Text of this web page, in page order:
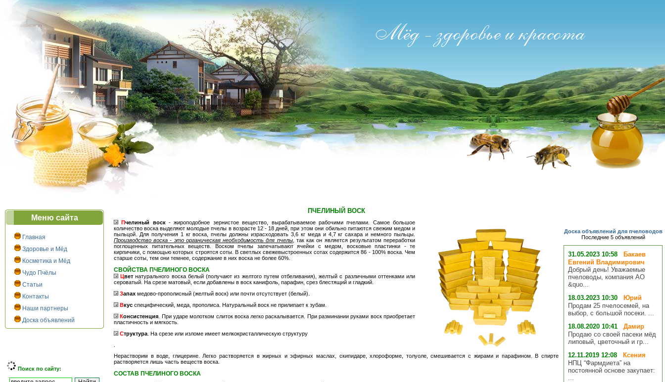
Меню сайта
Главная
Здоровье и Мёд
Косметика и Мёд
Чудо Пчёлы
Статьи
Контакты
Наши партнеры
Доска объявлений
Поиск по сайту:
ПЧЕЛИНЫЙ ВОСК
Пчелиный воск- жироподобное зернистое вещество, вырабатываемое рабочими пчелами. Самое большое
количество воска выделяют молодые пчелы в возрасте 12 - 18 дней, при этом они обильно питаются свежим медом и
пыльцой. Для получения 1 кг воска, пчелы должны израсходовать 3,6 кг меда и 4,7 кг сахара и немного пыльцы.
Производство воска - это органическая необходимость для пчелы, так как он является результатом переработки
поглощенных питательных веществ. Воском пчелы запечатывают ячейки с медом, восковые пластинки - те
кирпичики, с помощью которых строятся соты. В светлых свежевыстроенных сотах содержится 86 - 100% воска. Чем
старше соты, тем они темнее, содержание в них воска не более 60%.
СВОЙСТВА ПЧЕЛИНОГО ВОСКА
Цвет натурального воска белый (получают из желтого путем отбеливания), желтый с различными оттенками или
сероватый. На срезе матовый, если добавлены в воск канифоль, парафин, срез блестящий и гладкий.
Запах медово-прополисный (желтый воск) или почти отсутствует (белый).
Вкус специфический, меда, прополиса. Натуральный воск не прилипает к зубам.
Консистенция . При ударе молотком слиток воска легко раскалывается. При разминании руками воск приобретает
пластичность и мягкость.
Структура . На срезе или изломе имеет мелкокристаллическую структуру
Нерастворим в воде, глицерине. Легко растворяется в жирных и эфирных маслах, скипидаре, хлороформе, толуоле, смешивается с жирами и парафином. В спирте
растворяется лишь часть веществ воска.
СОСТАВ ПЧЕЛИНОГО ВОСКА
Доска объявлений для пчеловодов
Последние 5 объявлений
31.05.2023 10:58
Бакаев
Евгений Владимирович
Добрый день! Уважаемые
пчеловоды, компания АО
&quo...
18.03.2023 10:30
Юрий
Продам 25 пчелосемей, на
выбор, с большой посеки. ...
18.08.2020 10:41
Дамир
Продаю со своей пасеки мёд
липовый, цветочный и гр...
12.11.2019 12:08
Ксения
НПЦ “Фармдиета” на
постоянной основе закупает:
...